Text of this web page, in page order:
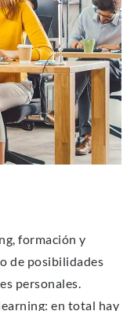
formación y
de posibilidades
personales.
en total hay